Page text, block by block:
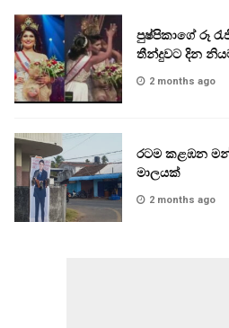
පුෂ්පිකාගේ රූ
තීන්දුවට දින
2 months ago
රටම කළඹන
මාලයක්
2 months ago